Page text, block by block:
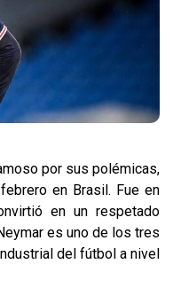
por sus polémicas,
en Brasil. Fue en
en un respetado
es uno de los tres
del fútbol a nivel